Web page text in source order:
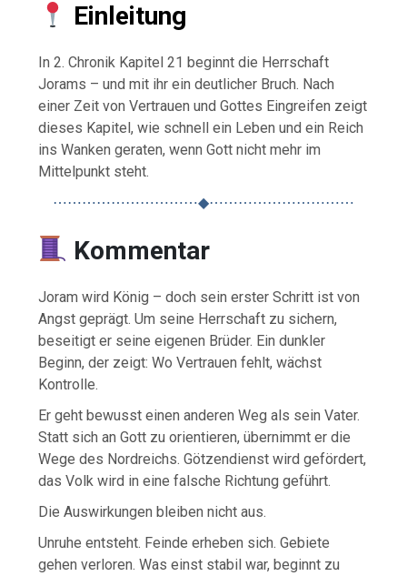
Einleitung
In 2. Chronik Kapitel 21 beginnt die Herrschaft
Jorams – und mit ihr ein deutlicher Bruch. Nach
einer Zeit von Vertrauen und Gottes Eingreifen zeigt
dieses Kapitel, wie schnell ein Leben und ein Reich
ins Wanken geraten, wenn Gott nicht mehr im
Mittelpunkt steht.
⋯⋯⋯⋯⋯⋯⋯⋯⋯⋯◆⋯⋯⋯⋯⋯⋯⋯⋯⋯⋯
Kommentar
Joram wird König – doch sein erster Schritt ist von
Angst geprägt. Um seine Herrschaft zu sichern,
beseitigt er seine eigenen Brüder. Ein dunkler
Beginn, der zeigt: Wo Vertrauen fehlt, wächst
Kontrolle.
Er geht bewusst einen anderen Weg als sein Vater.
Statt sich an Gott zu orientieren, übernimmt er die
Wege des Nordreichs. Götzendienst wird gefördert,
das Volk wird in eine falsche Richtung geführt.
Die Auswirkungen bleiben nicht aus.
Unruhe entsteht. Feinde erheben sich. Gebiete
gehen verloren. Was einst stabil war, beginnt zu